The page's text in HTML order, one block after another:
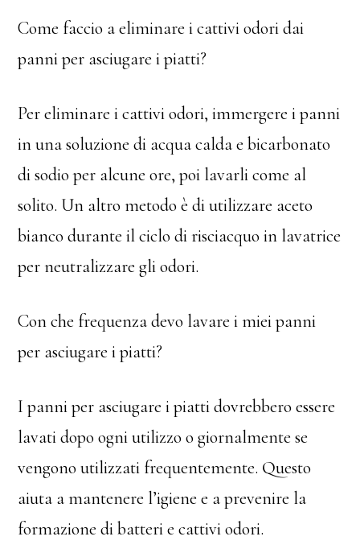
Come faccio a eliminare i cattivi odori dai
panni per asciugare i piatti?
Per eliminare i cattivi odori, immergere i panni
in una soluzione di acqua calda e bicarbonato
di sodio per alcune ore, poi lavarli come al
solito. Un altro metodo è di utilizzare aceto
bianco durante il ciclo di risciacquo in lavatrice
per neutralizzare gli odori.
Con che frequenza devo lavare i miei panni
per asciugare i piatti?
I panni per asciugare i piatti dovrebbero essere
lavati dopo ogni utilizzo o giornalmente se
vengono utilizzati frequentemente. Questo
aiuta a mantenere l’igiene e a prevenire la
formazione di batteri e cattivi odori.